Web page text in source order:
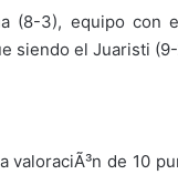
(8-3), equipo con
siendo el Juaristi
valoraciÃ³n de 10